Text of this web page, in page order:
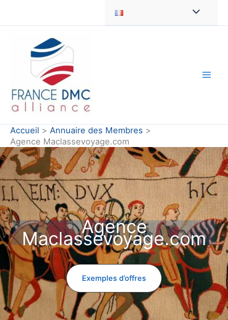
Accueil
Annuaire des Membres
Agence Maclassevoyage.com
Agence
Maclassevoyage.com
Exemples d’offres